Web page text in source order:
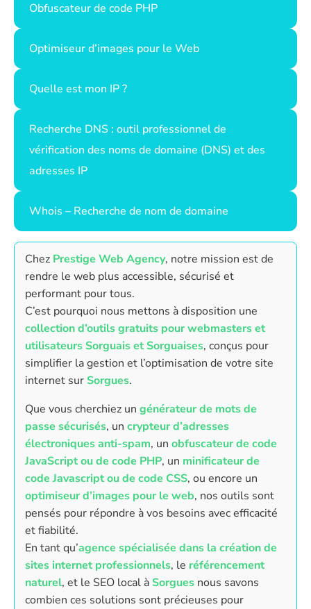
Obfuscateur de code PHP
Optimiseur d’images pour le Web
Quelle est mon IP ?
Recherche DNS : outil professionnel de
vérification des noms de domaine (DNS) et des
adresses IP
Whois – Recherche de nom de domaine
Chez Prestige Web Agency, notre mission est de
rendre le web plus accessible, sécurisé et
performant pour tous.
C’est pourquoi nous mettons à disposition une
collection d’outils gratuits pour webmasters et
utilisateurs Sorguais et Sorguaises, conçus pour
simplifier la gestion et l’optimisation de votre site
internet sur Sorgues.
Que vous cherchiez un générateur de mots de
passe sécurisés, un crypteur d’adresses
électroniques anti-spam, un obfuscateur de code
JavaScript ou de code PHP, un minificateur de
code Javascript ou de code CSS, ou encore un
optimiseur d’images pour le web, nos outils sont
pensés pour répondre à vos besoins avec efficacité
et fiabilité.
En tant qu’agence spécialisée dans la création de
sites internet professionnels, le référencement
naturel, et le SEO local à Sorgues nous savons
combien ces solutions sont précieuses pour